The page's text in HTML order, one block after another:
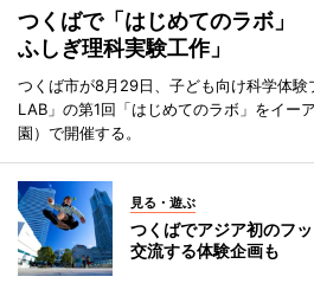
つくばで「はじめてのラボ」
ふしぎ理科実験工作」
つくば市が8月29日、子ども向け科学体験
LAB」の第1回「はじめてのラボ」をイー
園）で開催する。
見る・遊ぶ
つくばでアジア初のフ
交流する体験企画も